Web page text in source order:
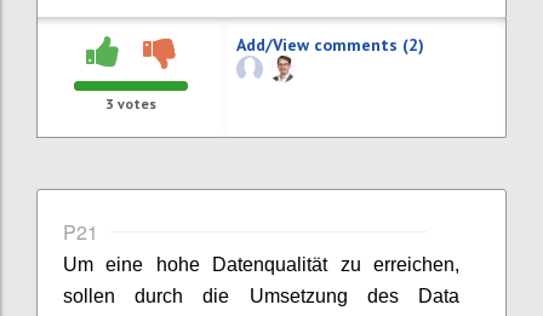
3 votes
Add/View comments (2)
P21
Um eine hohe Datenqualität zu erreichen,
sollen durch die Umsetzung des Data